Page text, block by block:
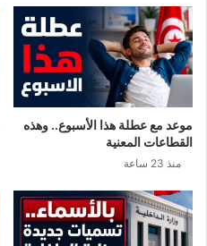
موعد مع عطلة هذا الأسبوع.. وهذه
القطاعات المعنية
منذ 23 ساعة